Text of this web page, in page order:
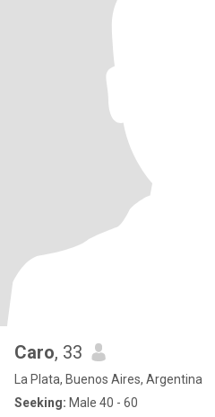
Caro, 33
La Plata, Buenos Aires, Argentina
Seeking: Male 40 - 60